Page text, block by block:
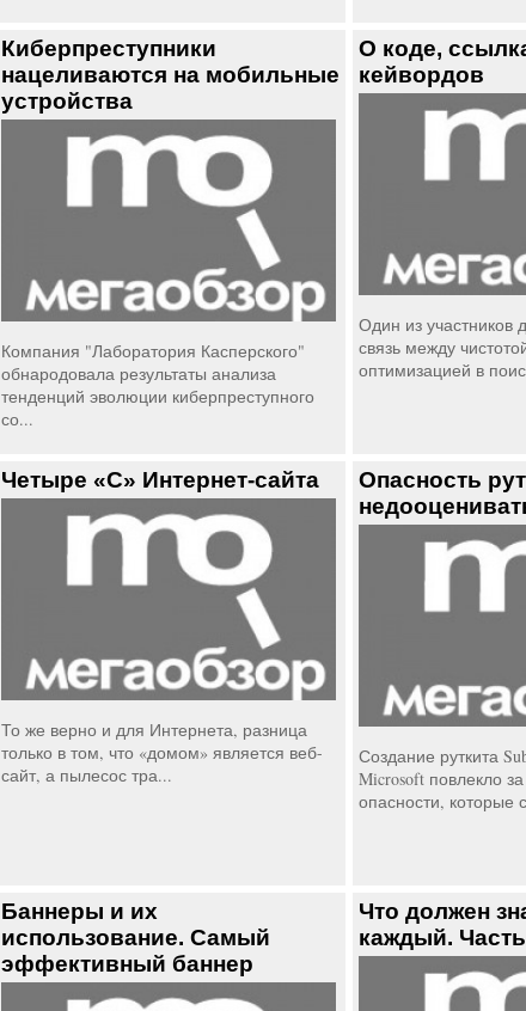
Киберпреступники
нацеливаются на мобильные
устройства
Компания "Лаборатория Касперского"
обнародовала результаты анализа
тенденций эволюции киберпреступного
со...
О коде,
кейвордов
Один из участников
связь между
оптимизацией в
Четыре «С» Интернет-сайта
То же верно и для Интернета, разница
только в том, что «домом» является веб-
сайт, а пылесос тра...
Опасность
Создание руткита
Microsoft повлекло
опасности, которые
Баннеры и их
использование. Самый
эффективный баннер
Что должен
каждый.